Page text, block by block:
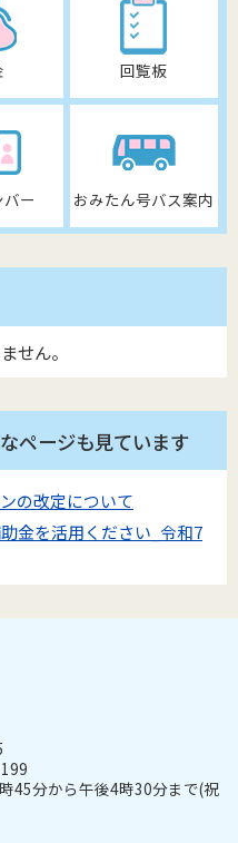
回覧板
ー おみたん号バス案内
せん。
ページも見ています
の改定について
金を活用ください_令和7
45分から午後4時30分まで(祝